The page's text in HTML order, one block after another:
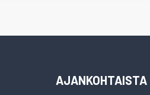
AJANKOHTAISTA